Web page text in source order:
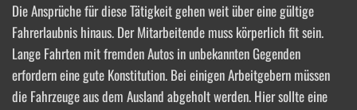
Die Ansprüche für diese Tätigkeit gehen weit über eine gültige
Fahrerlaubnis hinaus. Der Mitarbeitende muss körperlich fit sein.
Lange Fahrten mit fremden Autos in unbekannten Gegenden
erfordern eine gute Konstitution. Bei einigen Arbeitgebern müssen
die Fahrzeuge aus dem Ausland abgeholt werden. Hier sollte eine